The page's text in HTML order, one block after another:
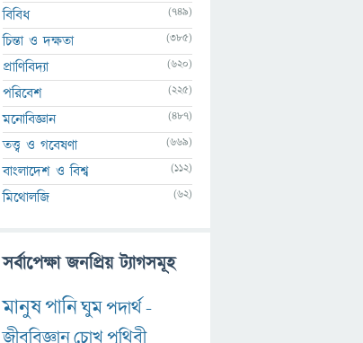
বিবিধ (749)
চিন্তা ও দক্ষতা (385)
প্রাণিবিদ্যা (620)
পরিবেশ (225)
মনোবিজ্ঞান (487)
তত্ত্ব ও গবেষণা (669)
বাংলাদেশ ও বিশ্ব (112)
মিথোলজি (62)
সর্বাপেক্ষা জনপ্রিয় ট্যাগসমূহ
মানুষপানিঘুমপদার্থ-